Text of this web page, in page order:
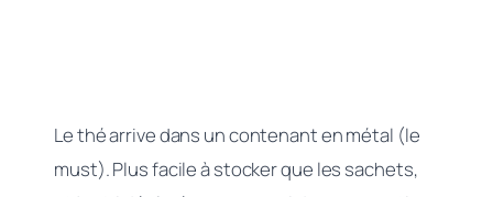
Le thé arrive dans un contenant en métal (le
must). Plus facile à stocker que les sachets,